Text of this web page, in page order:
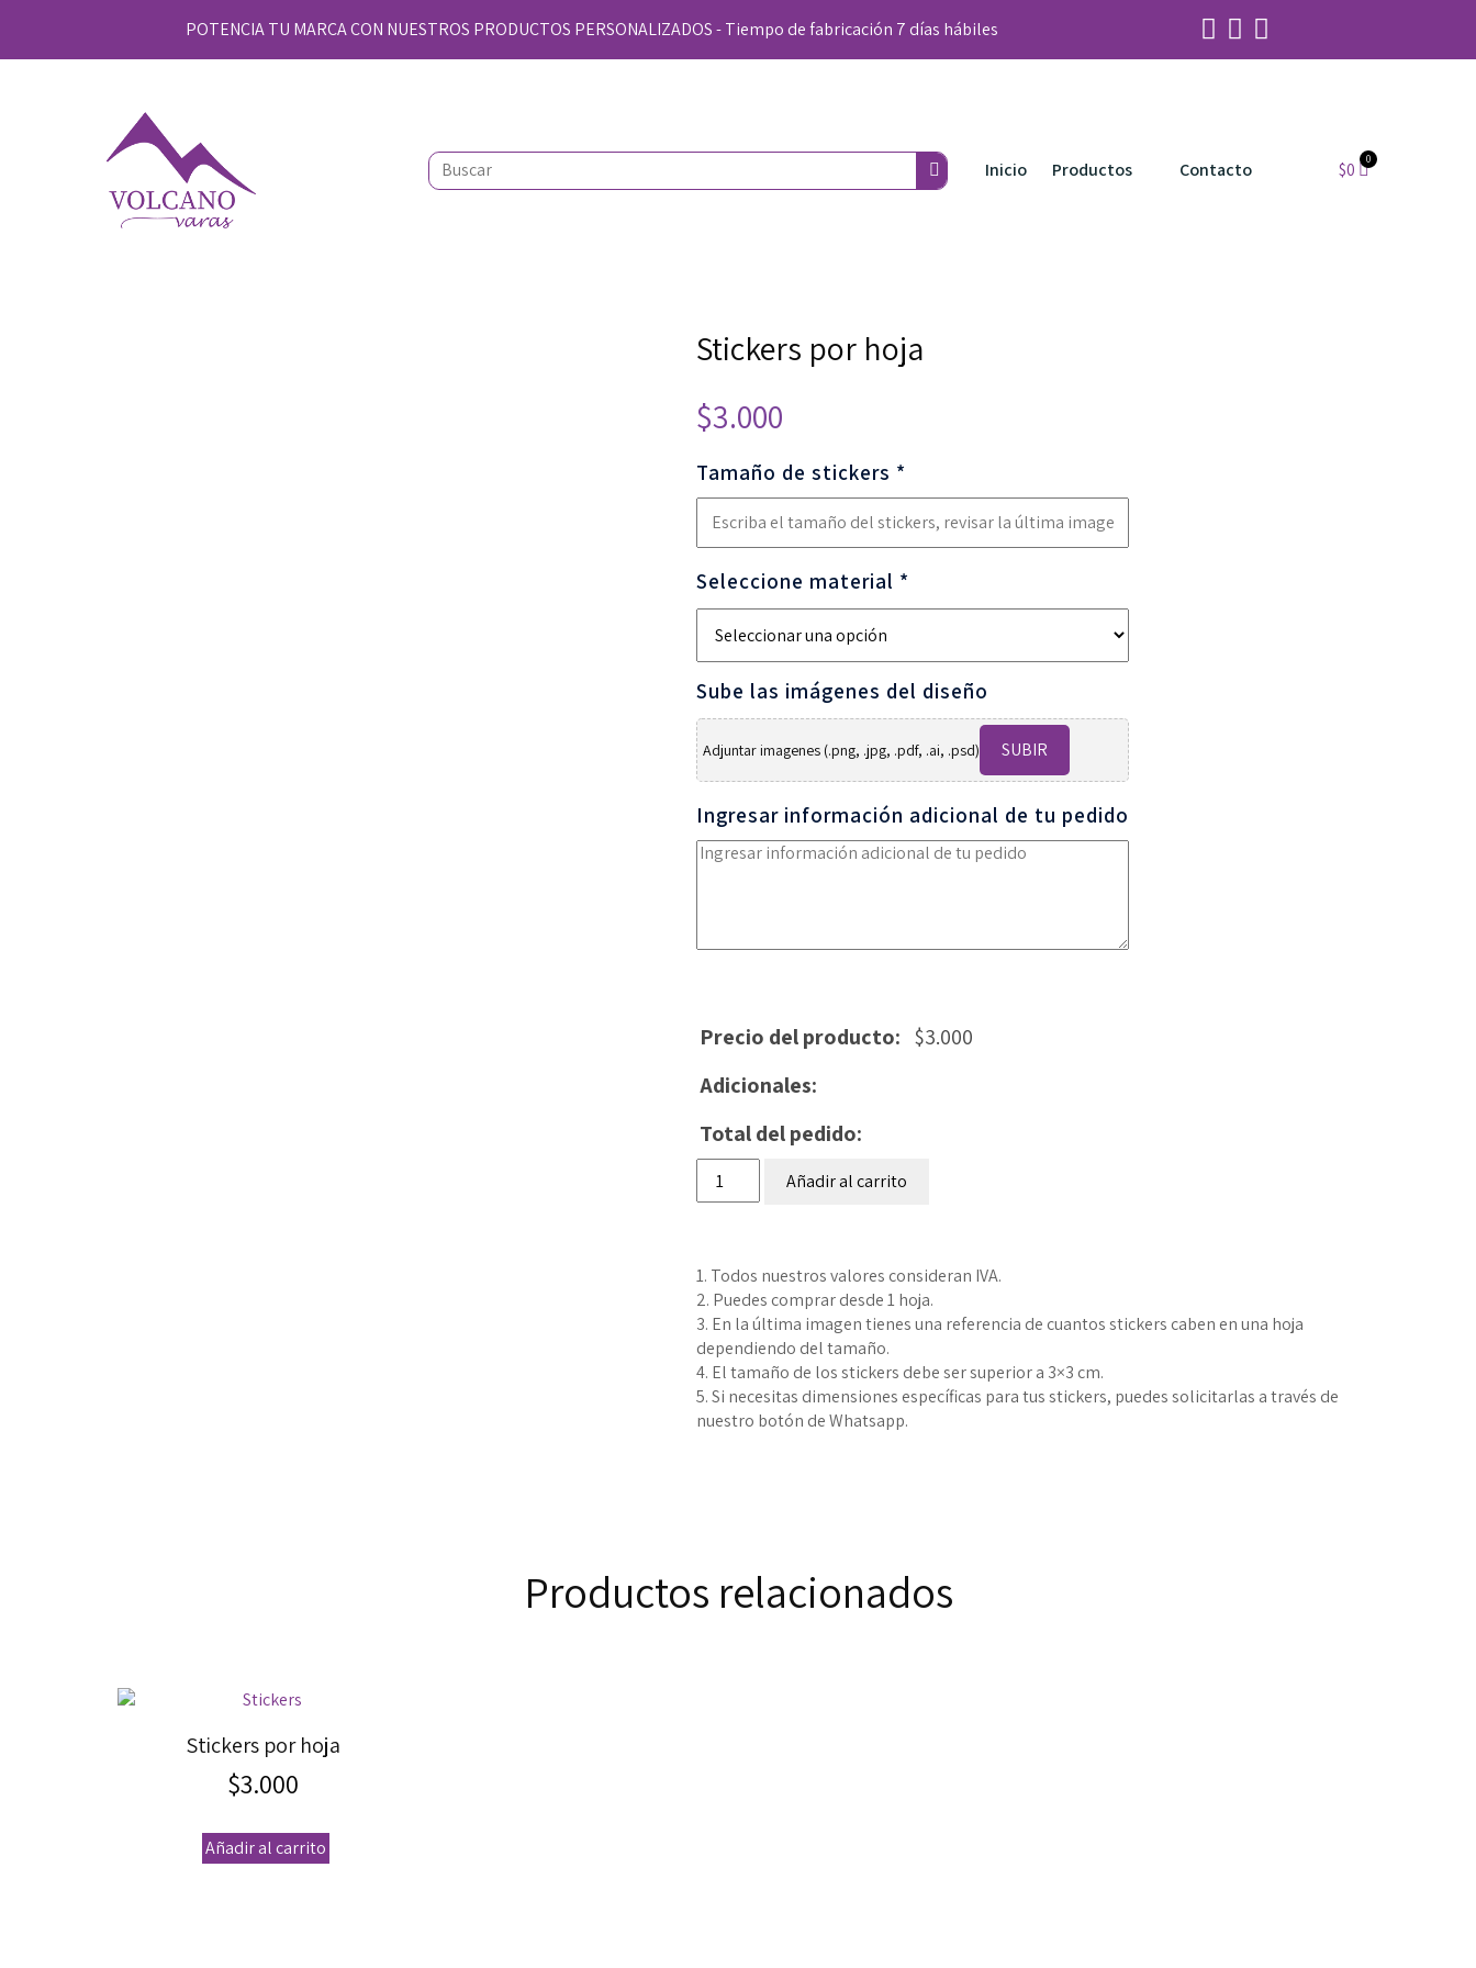
POTENCIA TU MARCA CON NUESTROS PRODUCTOS PERSONALIZADOS - Tiempo de fabricación 7 días hábiles
Inicio Productos Contacto $0
Stickers por hoja
$3.000
Tamaño de stickers *
Seleccione material *
Sube las imágenes del diseño
Adjuntar imagenes (.png, .jpg, .pdf, .ai, .psd) SUBIR
Ingresar información adicional de tu pedido
Precio del producto: $3.000
Adicionales:
Total del pedido:
por
Añadir al carrito
1. Todos nuestros valores consideran IVA.
2. Puedes comprar desde 1 hoja.
3. En la última imagen tienes una referencia de cuantos stickers caben en una hoja
dependiendo del tamaño.
4. El tamaño de los stickers debe ser superior a 3×3 cm.
5. Si necesitas dimensiones específicas para tus stickers, puedes solicitarlas a través de
nuestro botón de Whatsapp.
Productos relacionados
Stickers por hoja
$3.000
Añadir al carrito